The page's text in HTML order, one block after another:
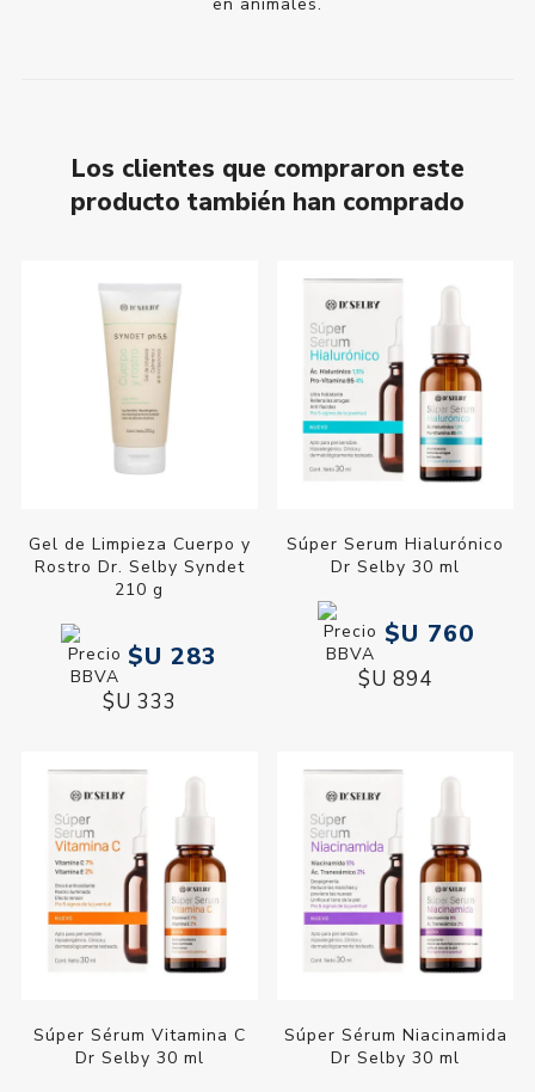
en animales.
Los clientes que compraron este
producto también han comprado
Gel de Limpieza Cuerpo y
Rostro Dr. Selby Syndet
210 g
$U 283
$U 333
Súper Serum Hialurónico
Dr Selby 30 ml
$U 760
$U 894
Súper Sérum Vitamina C
Dr Selby 30 ml
Súper Sérum Niacinamida
Dr Selby 30 ml